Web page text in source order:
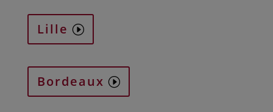
Lille
Bordeaux